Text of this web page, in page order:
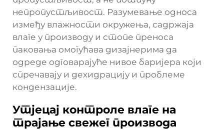
непропустљивост. Разумевање односа
између влажности окружења, садржаја
влаге у производу и стопе преноса
паковања омогућава дизајнерима да
одреде одговарајуће нивое баријера који
спречавају и дехидрацију и проблеме
кондензације.
Утјецај контроле влаге на
трајање свежег производа